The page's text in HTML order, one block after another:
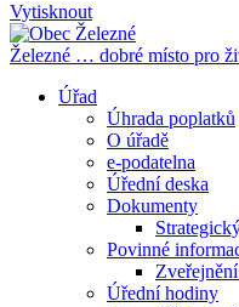
Vytisknout
Železné … dobré místo pro
Úřad
Úhrada poplatků
O úřadě
e-podatelna
Úřední deska
Dokumenty
Povinné
Úřední hodiny